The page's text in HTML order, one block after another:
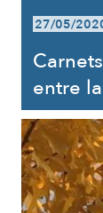
27/05/
entre